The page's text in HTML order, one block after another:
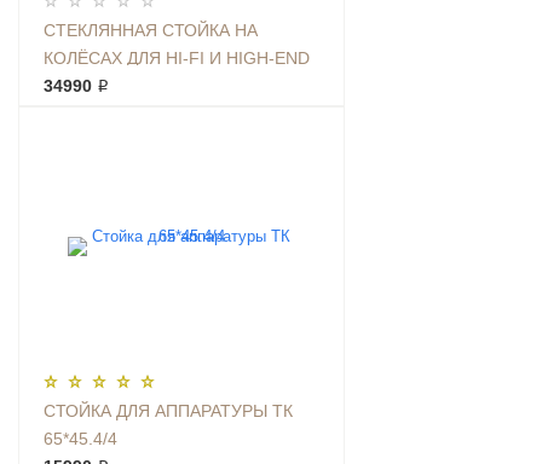
СТЕКЛЯННАЯ СТОЙКА НА
КОЛЁСАХ ДЛЯ HI-FI И HIGH-END
АППАРАТУРЫ ТК 65*45.7/4-К
34990 ₽
СТОЙКА ДЛЯ АППАРАТУРЫ ТК
65*45.4/4